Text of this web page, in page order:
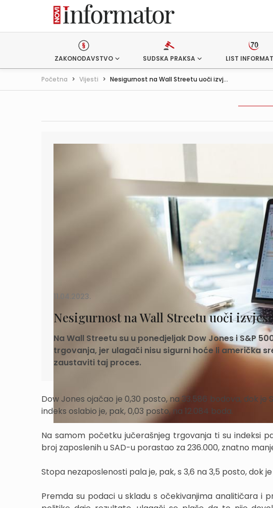
ZAKONODAVSTVO SUDSKA PRAKSA LIST
Početna > Vijesti > Nesigurnost na Wall Streetu uoči izvj...
11.04.2023.
Nesigurnost na Wall Streetu uoči
Na Wall Streetu su u ponedjeljak Dow Jones i S&P
trgovanja, jer ulagači nisu sigurni hoće li američka
zaustaviti taj proces.
Dow Jones ojačao je 0,30 posto, na 33.586 bodova, dok je
indeks oslabio je, pak, 0,03 posto, na 12.084 boda.
Na samom početku jučerašnjeg trgovanja ti su indeksi
broj zaposlenih u SAD-u porastao za 236.000, znatno
Stopa nezaposlenosti pala je, pak, s 3,6 na 3,5 posto, dok
Premda su podaci u skladu s očekivanjima analitičara i